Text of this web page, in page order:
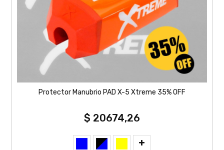
Protector Manubrio PAD X-5 Xtreme 35% OFF
$ 20674,26
+